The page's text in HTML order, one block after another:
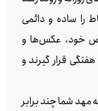
را ساده و دائمی
خود، عکس‌ها و
قرار گیرند و
شما چند برابر